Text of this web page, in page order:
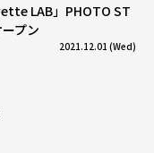
LAB」PHOTO ST
プン
2021.12.01 (Wed)